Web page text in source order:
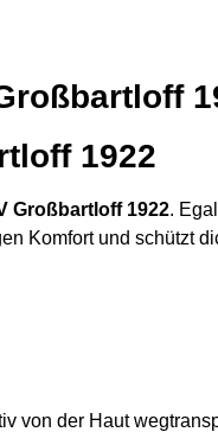
1922
Großbartloff 1922.
Komfort und schützt
von der Haut